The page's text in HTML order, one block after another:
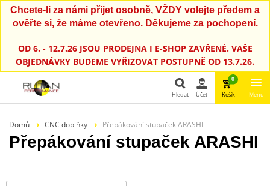
Chcete-li za námi přijet osobně, VŽDY volejte předem a
ověřte si, že máme otevřeno. Děkujeme za pochopení.
OD 6. - 12.7.26 JSOU PRODEJNA I E-SHOP ZAVŘENÉ. VAŠE
OBJEDNÁVKY BUDEME VYŘIZOVAT POSTUPNĚ OD 13.7.26.
Hledat Účet
0
Košík Menu
Domů CNC doplňky Přepákování stupaček ARASHI
Přepákování stupaček ARASHI